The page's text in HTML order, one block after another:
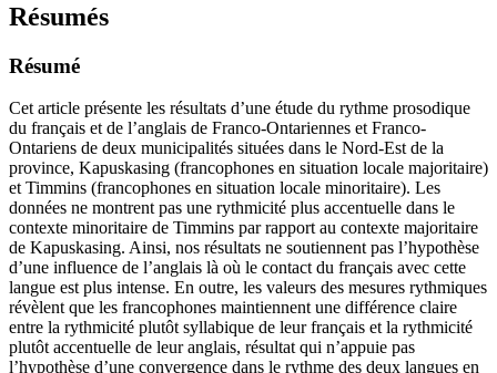
Résumés
Résumé
Cet article présente les résultats d’une étude du rythme prosodique
du français et de l’anglais de Franco-Ontariennes et Franco-
Ontariens de deux municipalités situées dans le Nord-Est de la
province, Kapuskasing (francophones en situation locale majoritaire)
et Timmins (francophones en situation locale minoritaire). Les
données ne montrent pas une rythmicité plus accentuelle dans le
contexte minoritaire de Timmins par rapport au contexte majoritaire
de Kapuskasing. Ainsi, nos résultats ne soutiennent pas l’hypothèse
d’une influence de l’anglais là où le contact du français avec cette
langue est plus intense. En outre, les valeurs des mesures rythmiques
révèlent que les francophones maintiennent une différence claire
entre la rythmicité plutôt syllabique de leur français et la rythmicité
plutôt accentuelle de leur anglais, résultat qui n’appuie pas
l’hypothèse d’une convergence dans le rythme des deux langues en